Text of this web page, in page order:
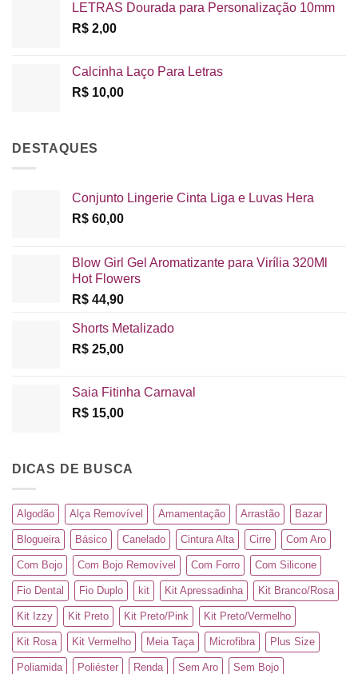
LETRAS Dourada para Personalização 10mm
R$ 2,00
Calcinha Laço Para Letras
R$ 10,00
DESTAQUES
Conjunto Lingerie Cinta Liga e Luvas Hera
R$ 60,00
Blow Girl Gel Aromatizante para Virília 320Ml
Hot Flowers
R$ 44,90
Shorts Metalizado
R$ 25,00
Saia Fitinha Carnaval
R$ 15,00
DICAS DE BUSCA
Algodão Alça Removível Amamentação Arrastão Bazar
Blogueira Básico Canelado Cintura Alta Cirre Com Aro
Com Bojo Com Bojo Removível Com Forro Com Silicone
Fio Dental Fio Duplo kit Kit Apressadinha Kit Branco/Rosa
Kit Izzy Kit Preto Kit Preto/Pink Kit Preto/Vermelho
Kit Rosa Kit Vermelho Meia Taça Microfibra Plus Size
Poliamida Poliéster Renda Sem Aro Sem Bojo